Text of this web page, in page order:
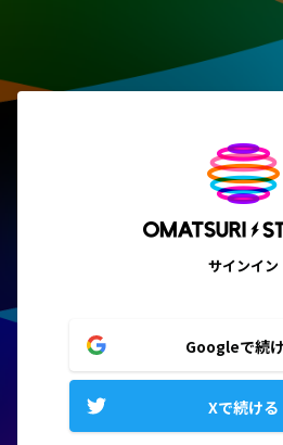
サインイン
Googleで続
Xで続ける